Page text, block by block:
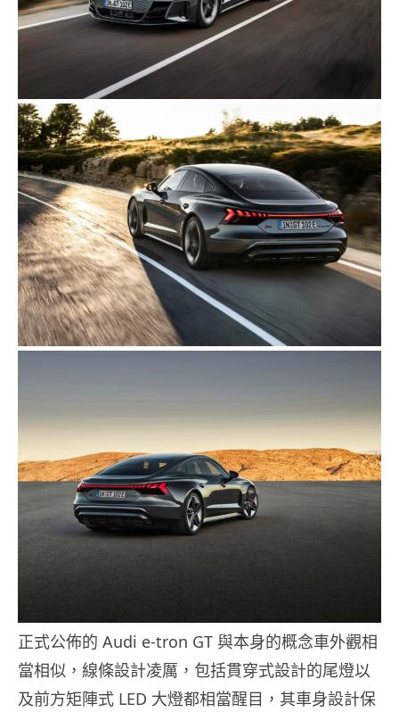
正式公佈的 Audi e-tron GT 與本身的概念車外觀相
當相似，線條設計凌厲，包括貫穿式設計的尾燈以
及前方矩陣式 LED 大燈都相當醒目，其車身設計保